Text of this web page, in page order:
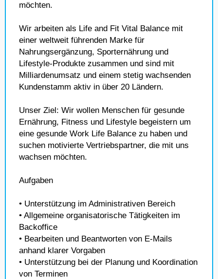
möchten.
Wir arbeiten als Life and Fit Vital Balance mit
einer weltweit führenden Marke für
Nahrungsergänzung, Sporternährung und
Lifestyle-Produkte zusammen und sind mit
Milliardenumsatz und einem stetig wachsenden
Kundenstamm aktiv in über 20 Ländern.
Unser Ziel: Wir wollen Menschen für gesunde
Ernährung, Fitness und Lifestyle begeistern um
eine gesunde Work Life Balance zu haben und
suchen motivierte Vertriebspartner, die mit uns
wachsen möchten.
Aufgaben
• Unterstützung im Administrativen Bereich
• Allgemeine organisatorische Tätigkeiten im
Backoffice
• Bearbeiten und Beantworten von E-Mails
anhand klarer Vorgaben
• Unterstützung bei der Planung und Koordination
von Terminen